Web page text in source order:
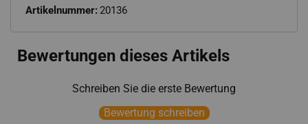
Artikelnummer: 20136
Bewertungen dieses Artikels
Schreiben Sie die erste Bewertung
Bewertung schreiben